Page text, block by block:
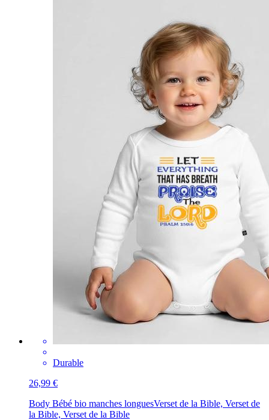
Durable
26,99 €
Body Bébé bio manches longuesVerset de la Bible, Verset de
la Bible, Verset de la Bible